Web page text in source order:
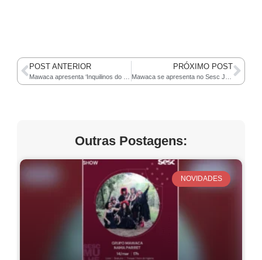
POST ANTERIOR PRÓXIMO POST
Outras Postagens:
NOVIDADES